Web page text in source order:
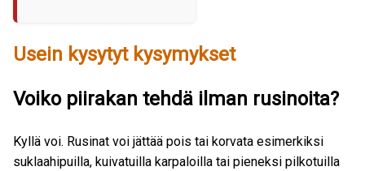
Usein kysytyt kysymykset
Voiko piirakan tehdä ilman rusinoita?
Kyllä voi. Rusinat voi jättää pois tai korvata esimerkiksi
suklaahipuilla, kuivatuilla karpaloilla tai pieneksi pilkotuilla